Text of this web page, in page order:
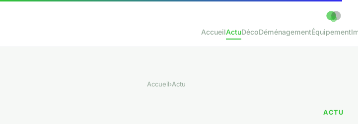
AccueilActuDécoDéménagementÉquipement
Accueil›Actu
ACTU